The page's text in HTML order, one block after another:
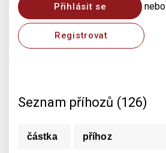
Přihlásit se nebo
Registrovat
Seznam příhozů (126)
částka příhoz